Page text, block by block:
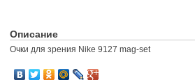
Описание
Очки для зрения Nike 9127 mag-set